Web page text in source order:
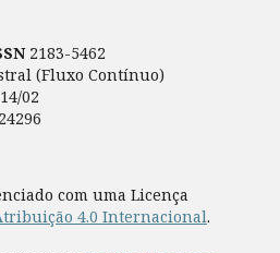
2183-5462
(Fluxo Contínuo)
02
com uma Licença
4.0 Internacional.